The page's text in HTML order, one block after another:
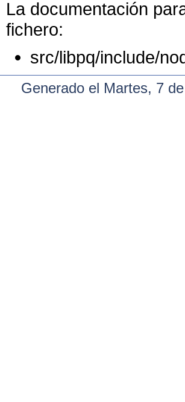
La documentación
fichero:
src/libpq/include/
Generado el Martes, 7